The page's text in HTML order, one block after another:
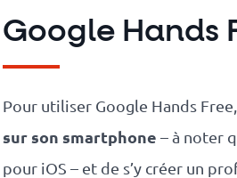
Google Hands
Pour utiliser Google Hands
sur son smartphone – à noter
pour iOS – et de s’y créer un